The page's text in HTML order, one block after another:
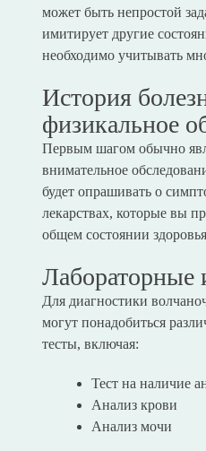
может быть непростой
имитирует другие
необходимо учитывать
История
физикальное
Первым шагом обычно
внимательное
будет опрашивать о
лекарствах, которые вы
общем состоянии
Лабораторные
Для диагностики
могут понадобиться
тесты, включая:
Тест на наличие
Анализ крови
Анализ мочи